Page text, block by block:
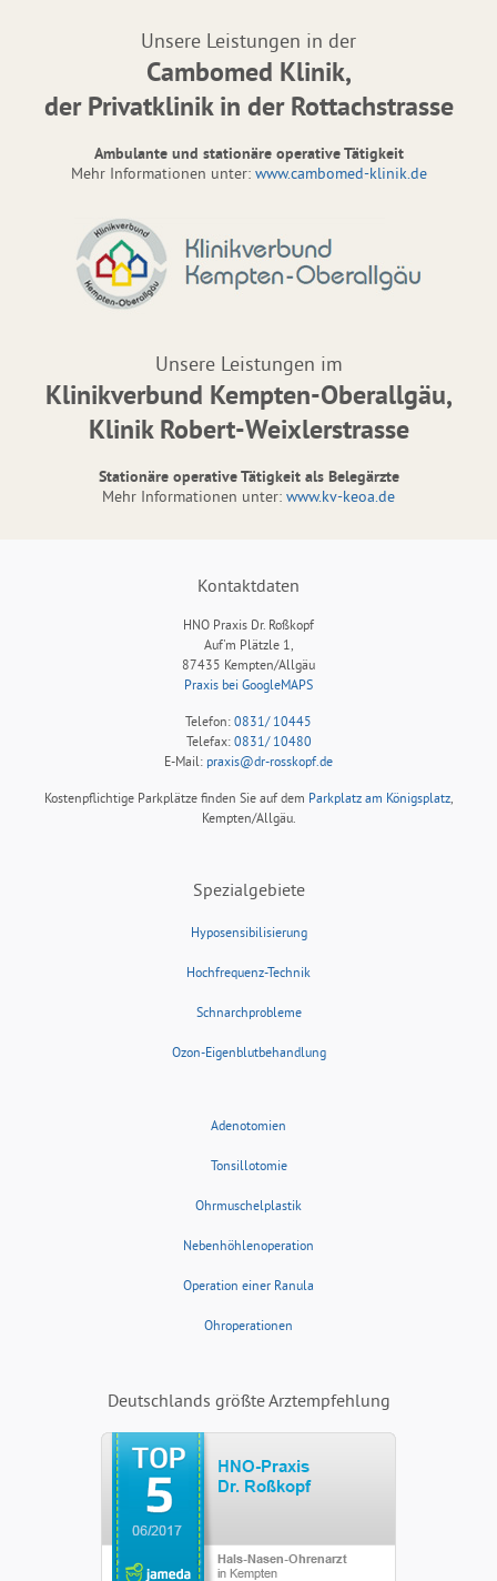
Unsere Leistungen in der
Cambomed Klinik,
der Privatklinik in der Rottachstrasse
Ambulante und stationäre operative Tätigkeit
Mehr Informationen unter: www.cambomed-klinik.de
Unsere Leistungen im
Klinikverbund Kempten-Oberallgäu,
Klinik Robert-Weixlerstrasse
Stationäre operative Tätigkeit als Belegärzte
Mehr Informationen unter: www.kv-keoa.de
Kontaktdaten
HNO Praxis Dr. Roßkopf
Auf'm Plätzle 1,
87435 Kempten/Allgäu
Praxis bei GoogleMAPS
Telefon: 0831/ 10445
Telefax: 0831/ 10480
E-Mail: praxis@dr-rosskopf.de
Kostenpflichtige Parkplätze finden Sie auf dem Parkplatz am Königsplatz,
Kempten/Allgäu.
Spezialgebiete
Hyposensibilisierung
Hochfrequenz-Technik
Schnarchprobleme
Ozon-Eigenblutbehandlung
Adenotomien
Tonsillotomie
Ohrmuschelplastik
Nebenhöhlenoperation
Operation einer Ranula
Ohroperationen
Deutschlands größte Arztempfehlung